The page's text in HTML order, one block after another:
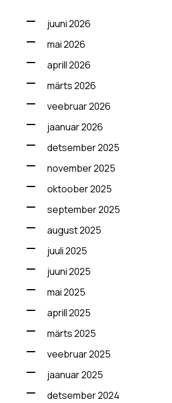
juuni 2026
mai 2026
aprill 2026
märts 2026
veebruar 2026
jaanuar 2026
detsember 2025
november 2025
oktoober 2025
september 2025
august 2025
juuli 2025
juuni 2025
mai 2025
aprill 2025
märts 2025
veebruar 2025
jaanuar 2025
detsember 2024